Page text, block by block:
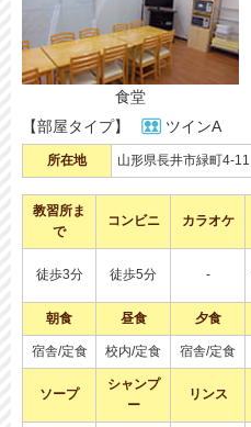
食堂
【部屋タイプ】
ツインA
所在地 山形県長井市緑町4-11
教習所ま
で
コンビニ カラオケ
徒歩3分 徒歩5分 -
朝食 昼食 夕食
宿舎/定食 校内/定食 宿舎/定食
ソープ
シャンプ
ー
リンス